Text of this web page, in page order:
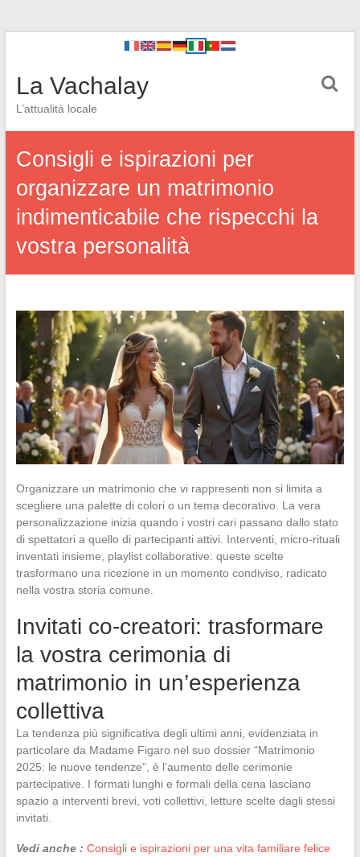
La Vachalay
L’attualità locale
Consigli e ispirazioni per
organizzare un matrimonio
indimenticabile che rispecchi la
vostra personalità
Organizzare un matrimonio che vi rappresenti non si limita a
scegliere una palette di colori o un tema decorativo. La vera
personalizzazione inizia quando i vostri cari passano dallo stato
di spettatori a quello di partecipanti attivi. Interventi, micro-rituali
inventati insieme, playlist collaborative: queste scelte
trasformano una ricezione in un momento condiviso, radicato
nella vostra storia comune.
Invitati co-creatori: trasformare
la vostra cerimonia di
matrimonio in un’esperienza
collettiva
La tendenza più significativa degli ultimi anni, evidenziata in
particolare da Madame Figaro nel suo dossier “Matrimonio
2025: le nuove tendenze”, è l’aumento delle cerimonie
partecipative. I formati lunghi e formali della cena lasciano
spazio a interventi brevi, voti collettivi, letture scelte dagli stessi
invitati.
Vedi anche : Consigli e ispirazioni per una vita familiare felice